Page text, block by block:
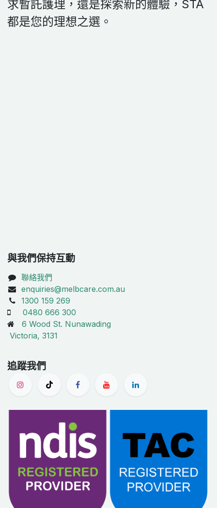
求暫託護理，還是探索新的體驗，STA
都是您的理想之選。
與我們保持互動
聯絡我們
enquiries@melbcare.com.au
1300 159 269
0480 666 300
6 Wood St. Nunawading
Victoria, 3131
追蹤我們